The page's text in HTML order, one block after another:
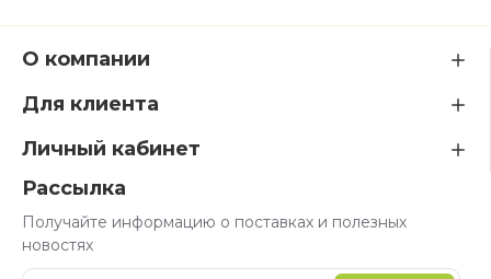
О компании
Для клиента
Личный кабинет
Рассылка
Получайте информацию о поставках и полезных
новостях